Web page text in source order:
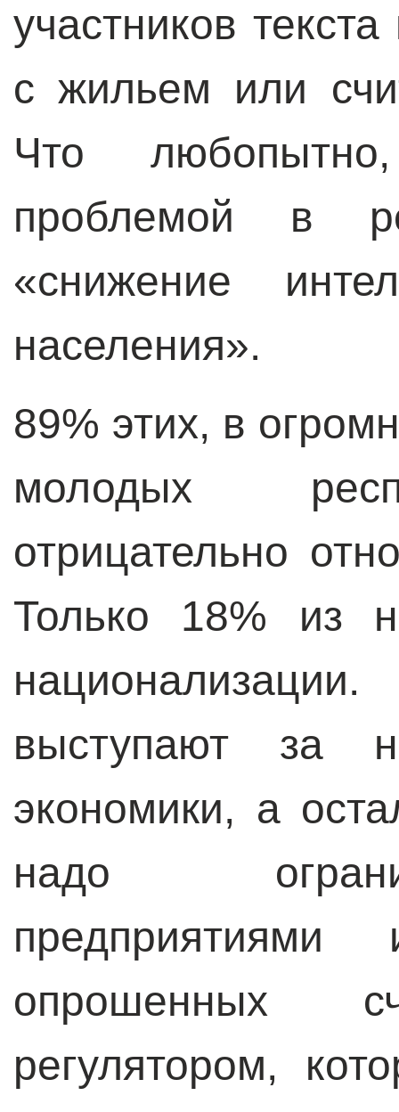
участников
с жильем или
Что
проблемой в
«снижение
населения».
89% этих, в
молодых
отрицательно
Только 18% из
выступают за
экономики, а
надо
опрошенных
регулятором,